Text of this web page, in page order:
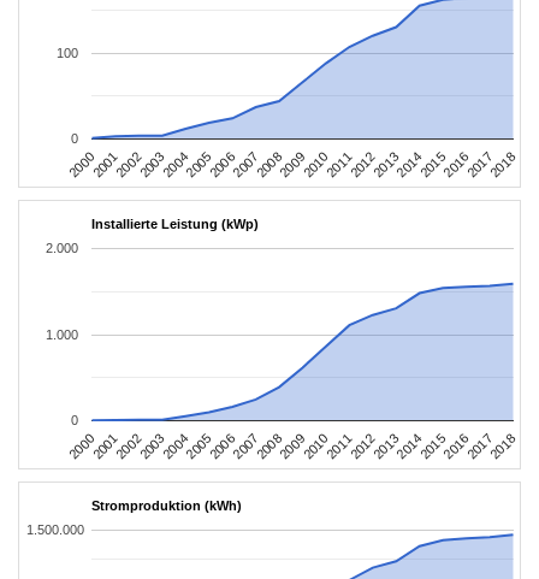
2000200120022003200420052006200720082009201020112012201320142015201620172018
0
100
Installierte Leistung (kWp)
2000200120022003200420052006200720082009201020112012201320142015201620172018
0
1.000
2.000
Stromproduktion (kWh)
1.500.000